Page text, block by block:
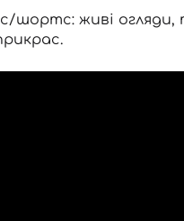
шортс: живі огляди,